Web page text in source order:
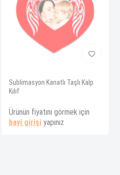
Sublimasyon Kanatlı Taşlı Kalp
Kılıf
Ürünün fiyatını görmek için
bayi girişi yapınız